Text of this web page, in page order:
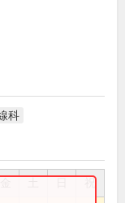
科
祝